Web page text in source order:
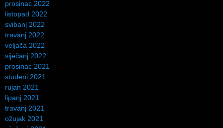
prosinac 2022
listopad 2022
svibanj 2022
travanj 2022
veljača 2022
siječanj 2022
prosinac 2021
studeni 2021
rujan 2021
lipanj 2021
travanj 2021
ožujak 2021